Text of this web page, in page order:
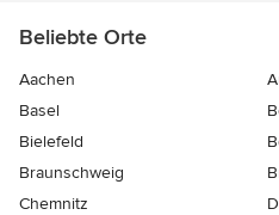
Beliebte Orte
Aachen
Basel
Bielefeld
Braunschweig
Chemnitz